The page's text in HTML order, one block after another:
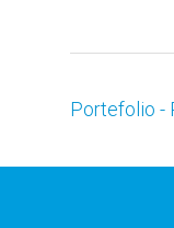
Portefolio -